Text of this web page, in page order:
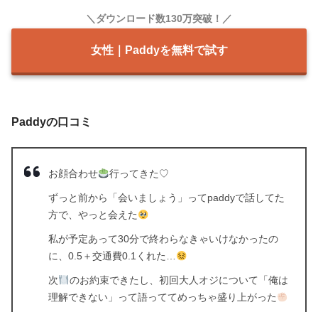
＼ダウンロード数130万突破！／
女性｜Paddyを無料で試す
Paddyの口コミ
お顔合わせ 行ってきた♡
ずっと前から「会いましょう」ってpaddyで話してた
方で、やっと会えた
私が予定あって30分で終わらなきゃいけなかったの
に、0.5＋交通費0.1くれた…
次
のお約束できたし、初回大人オジについて「俺は
理解できない」って語っててめっちゃ盛り上がった